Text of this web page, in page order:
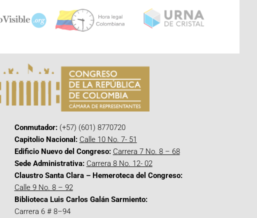
Conmutador:(+57) (601) 8770720
Capitolio Nacional: Calle 10 No. 7- 51
Edificio Nuevo del Congreso: Carrera 7 No. 8 – 68
Sede Administrativa: Carrera 8 No. 12- 02
Claustro Santa Clara – Hemeroteca del Congreso:
Calle 9 No. 8 – 92
Biblioteca Luis Carlos Galán Sarmiento:
Carrera 6 # 8–94